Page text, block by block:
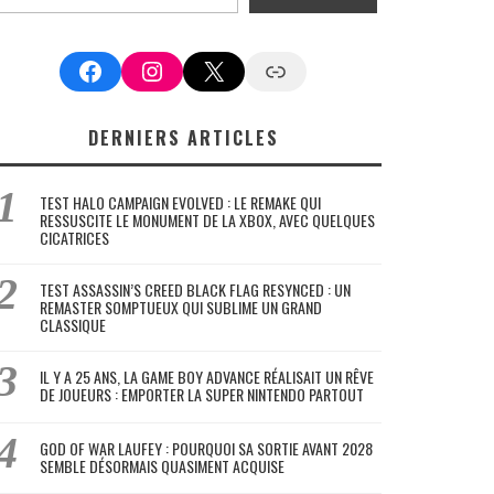
FacebookInstagram
X Google News
DERNIERS ARTICLES
TEST HALO CAMPAIGN EVOLVED : LE REMAKE QUI
RESSUSCITE LE MONUMENT DE LA XBOX, AVEC QUELQUES
CICATRICES
TEST ASSASSIN’S CREED BLACK FLAG RESYNCED : UN
REMASTER SOMPTUEUX QUI SUBLIME UN GRAND
CLASSIQUE
IL Y A 25 ANS, LA GAME BOY ADVANCE RÉALISAIT UN RÊVE
DE JOUEURS : EMPORTER LA SUPER NINTENDO PARTOUT
GOD OF WAR LAUFEY : POURQUOI SA SORTIE AVANT 2028
SEMBLE DÉSORMAIS QUASIMENT ACQUISE